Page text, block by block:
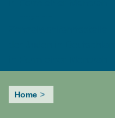
Demenz
Home